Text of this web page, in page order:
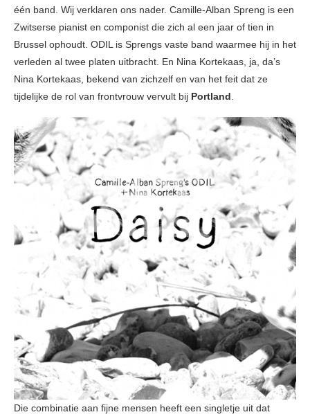
één band. Wij verklaren ons nader. Camille-Alban Spreng is een
Zwitserse pianist en componist die zich al een jaar of tien in
Brussel ophoudt. ODIL is Sprengs vaste band waarmee hij in het
verleden al twee platen uitbracht. En Nina Kortekaas, ja, da’s
Nina Kortekaas, bekend van zichzelf en van het feit dat ze
tijdelijke de rol van frontvrouw vervult bij Portland.
Die combinatie aan fijne mensen heeft een singletje uit dat